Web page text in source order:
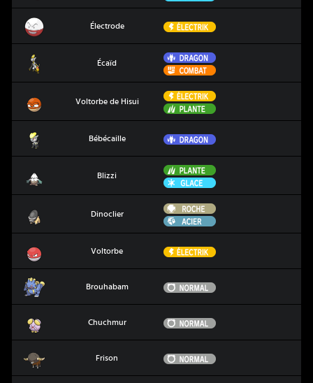
Électrode Électrik
Écaïd
Dragon
Combat
Voltorbe de Hisui
Électrik
Plante
Bébécaille Dragon
Blizzi
Plante
Glace
Dinoclier
Roche
Acier
Voltorbe Électrik
Brouhabam Normal
Chuchmur Normal
Frison Normal